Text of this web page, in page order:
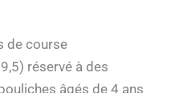
de course
réservé à des
âgés de 4 ans